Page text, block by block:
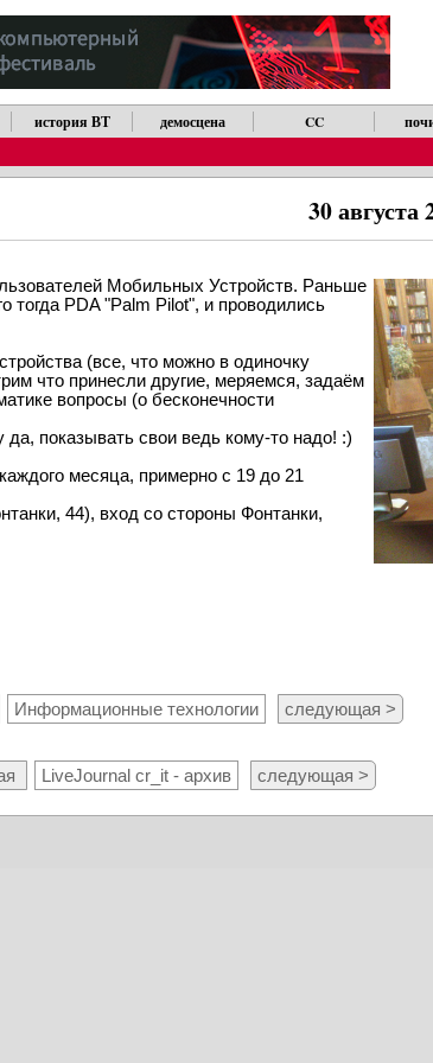
история ВТ демосцена CC
30 августа
Мобильных Устройств. Раньше
тогда PDA "Palm Pilot", и проводились
(все, что можно в одиночку
что принесли другие, меряемся, задаём
вопросы (о бесконечности
показывать свои ведь кому-то надо! :)
месяца, примерно с 19 до 21
44), вход со стороны Фонтанки,
Информационные технологии следующая >
LiveJournal cr_it - архив следующая >